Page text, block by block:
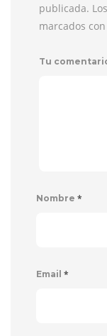
publicada.
marcados con
Tu
Nombre *
Email *